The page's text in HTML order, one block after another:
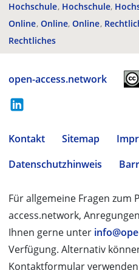
Hochschule Hochschule
Online Online Online
Rechtliches
open-access.network
Kontakt Sitemap
Datenschutzhinweis
Für allgemeine Fragen zum
access.network,
Ihnen gerne unter
Verfügung. Alternativ
Kontaktformular